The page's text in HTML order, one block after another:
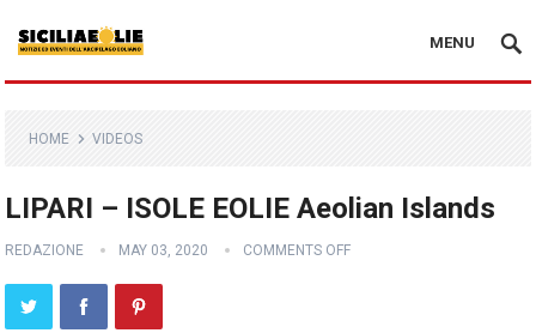
MENU
HOME VIDEOS
LIPARI – ISOLE EOLIE Aeolian Islands
REDAZIONE MAY 03, 2020 COMMENTS OFF